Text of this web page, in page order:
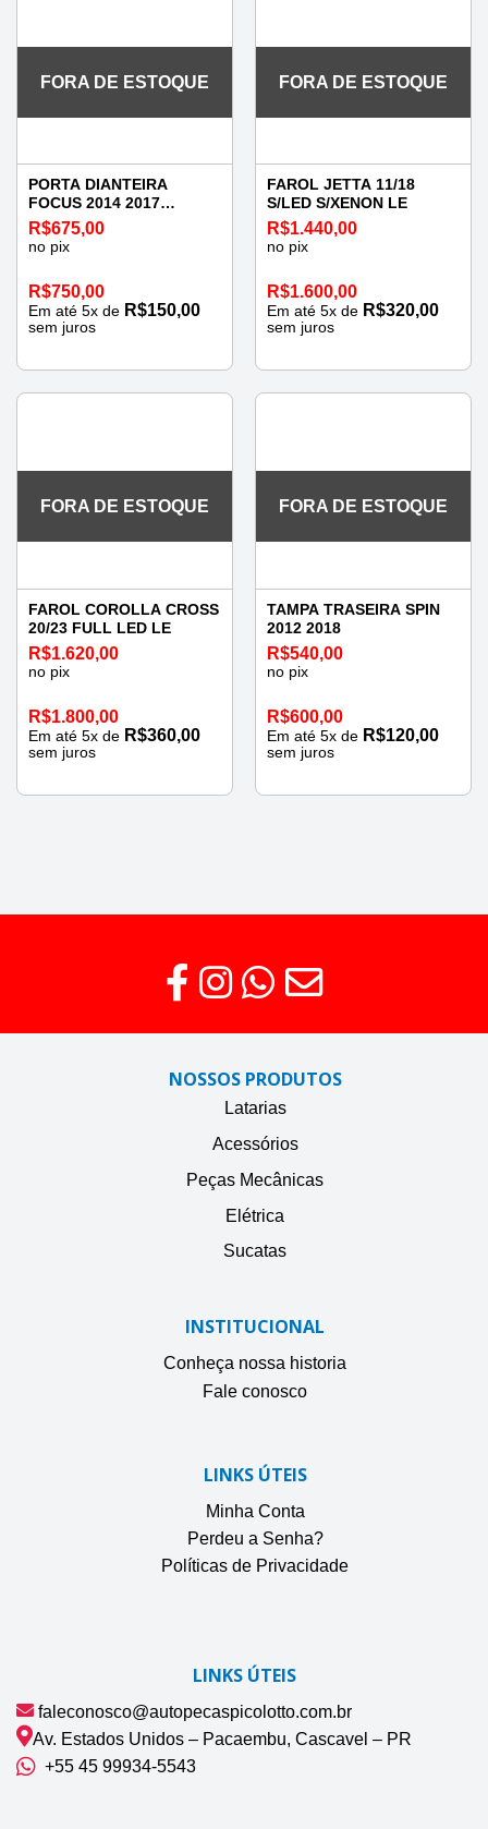
FORA DE ESTOQUE
PORTA DIANTEIRA
FOCUS 2014 2017
ESQUERDA
R$675,00
no pix
R$750,00
Em até 5x de R$150,00
sem juros
FORA DE ESTOQUE
FAROL JETTA 11/18
S/LED S/XENON LE
R$1.440,00
no pix
R$1.600,00
Em até 5x de R$320,00
sem juros
FORA DE ESTOQUE
FAROL COROLLA CROSS
20/23 FULL LED LE
R$1.620,00
no pix
R$1.800,00
Em até 5x de R$360,00
sem juros
FORA DE ESTOQUE
TAMPA TRASEIRA SPIN
2012 2018
R$540,00
no pix
R$600,00
Em até 5x de R$120,00
sem juros
NOSSOS PRODUTOS
Latarias
Acessórios
Peças Mecânicas
Elétrica
Sucatas
INSTITUCIONAL
Conheça nossa historia
Fale conosco
LINKS ÚTEIS
Minha Conta
Perdeu a Senha?
Políticas de Privacidade
LINKS ÚTEIS
faleconosco@autopecaspicolotto.com.br
Av. Estados Unidos – Pacaembu, Cascavel – PR
+55 45 99934‑5543‬